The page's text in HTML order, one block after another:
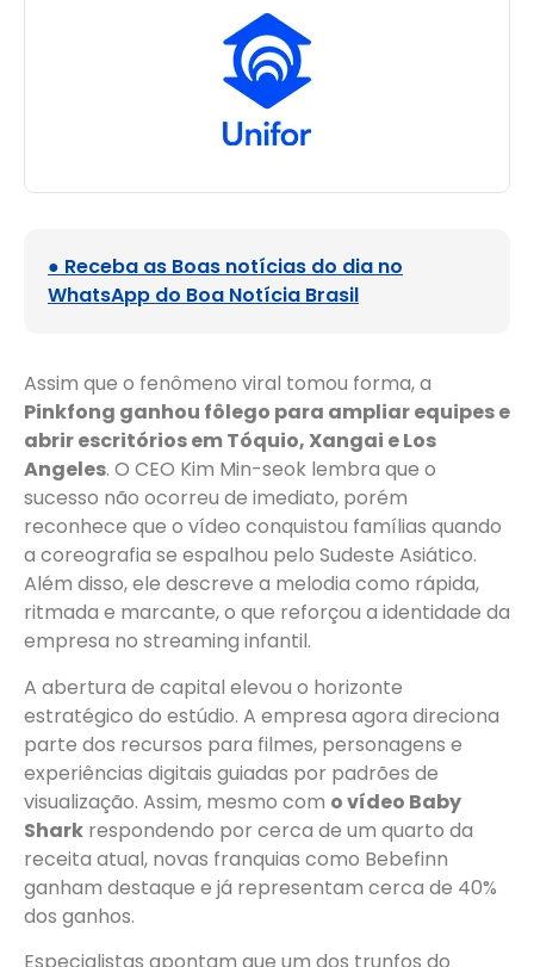
● Receba as Boas notícias do dia no
WhatsApp do Boa Notícia Brasil
Assim que o fenômeno viral tomou forma, a
Pinkfong ganhou fôlego para ampliar equipes e
abrir escritórios em Tóquio, Xangai e Los
Angeles. O CEO Kim Min-seok lembra que o
sucesso não ocorreu de imediato, porém
reconhece que o vídeo conquistou famílias quando
a coreografia se espalhou pelo Sudeste Asiático.
Além disso, ele descreve a melodia como rápida,
ritmada e marcante, o que reforçou a identidade da
empresa no streaming infantil.
A abertura de capital elevou o horizonte
estratégico do estúdio. A empresa agora direciona
parte dos recursos para filmes, personagens e
experiências digitais guiadas por padrões de
visualização. Assim, mesmo com o vídeo Baby
Shark respondendo por cerca de um quarto da
receita atual, novas franquias como Bebefinn
ganham destaque e já representam cerca de 40%
dos ganhos.